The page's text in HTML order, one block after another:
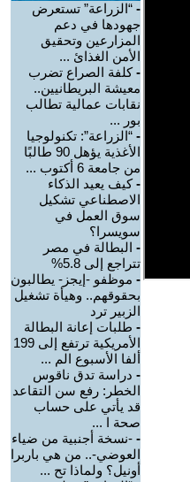
- “الزراعة” تستعرض
جهودها في دعم
المزارعين وتحقيق
الأمن الغذائ ...
-كلفة الصراع تضرب
معيشة البريطانيين..
نقابات عمالية تطالب
بور ...
- “الزراعة”: تكنولوجيا
الأغذية يؤهل 90 طالبًا
من جامعة 6 أكتوب ...
-كيف يعيد الذكاء
الاصطناعي تشكيل
سوق العمل في
سويسرا؟
- البطالة في مصر
تتراجع إلى 5.8%
- موظفو -إيجز- يطالبون
بحقوقهم.. وهيأة تشغيل
الزبير ترد
- طلبات إعانة البطالة
الأمريكية ترتفع إلى 199
ألفا الأسبوع الم ...
- دراسة تدق ناقوس
الخطر: رفع سن التقاعد
قد يأتي على حساب
صحة ا ...
- -نسخة أجنبية من ضياء
العوضي-.. من هي باربرا
أونيل؟ ولماذا تح ...